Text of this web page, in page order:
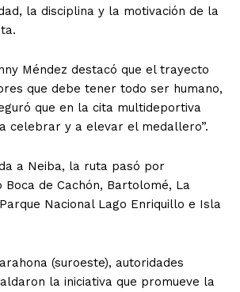
la disciplina y la motivación de la
Méndez destacó que el trayecto
que debe tener todo ser humano,
que en la cita multideportiva
celebrar y a elevar el medallero”.
a Neiba, la ruta pasó por
Boca de Cachón, Bartolomé, La
Nacional Lago Enriquillo e Isla
(suroeste), autoridades
la iniciativa que promueve la